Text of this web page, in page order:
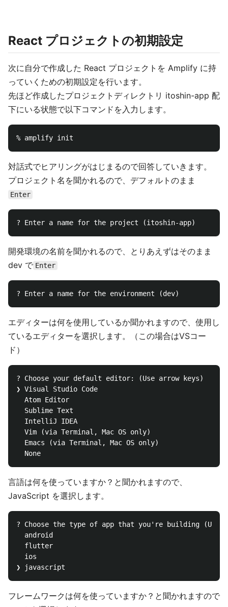
React プロジェクトの初期設定
次に自分で作成した React プロジェクトを Amplify に持
っていくための初期設定を行います。
先ほど作成したプロジェクトディレクトリ itoshin-app 配
下にいる状態で以下コマンドを入力します。
対話式でヒアリングがはじまるので回答していきます。
プロジェクト名を聞かれるので、デフォルトのまま
Enter
開発環境の名前を聞かれるので、とりあえずはそのまま
dev で Enter
エディターは何を使用しているか聞かれますので、使用し
ているエディターを選択します。（この場合はVSコー
ド）
? Choose your default editor: (Use arrow keys)
❯ Visual Studio Code
  Atom Editor
  Sublime Text
  IntelliJ IDEA
  Vim (via Terminal, Mac OS only)
  Emacs (via Terminal, Mac OS only)
言語は何を使っていますか？と聞かれますので、
JavaScript を選択します。
? Choose the type of app that you're building (Use
  android
  flutter
  ios
フレームワークは何を使っていますか？と聞かれますので